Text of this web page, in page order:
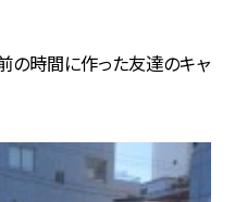
の時間に作った友達のキャ